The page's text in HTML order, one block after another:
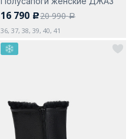
16 790 c20 990a
36, 37, 38, 39, 40, 41